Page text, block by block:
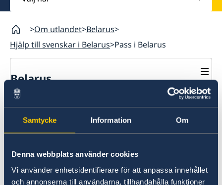
Samtycke Information Om
Denna webbplats använder cookies
Vi använder enhetsidentifierare för att anpassa innehållet
och annonserna till användarna, tillhandahålla funktioner
här
Om utlandet Belarus
Hjälp till svenskar i Belarus Pass i Belarus
Belarus
Rösta i Belarus
Hjälp till svenskar i Belarus
Rösta i Belarus
Akut hjälp
Råd och stöd vid nödsituation
Pass i Belarus
Provisoriskt pass
Samordningsnummer
Hjälp kring medborgarskap
Apostille
Pass i Belarus
Sveriges ambassad i Minsk har endast
För ordinarie pass vänligen kontakta